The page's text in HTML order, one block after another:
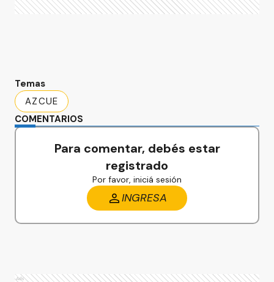
Temas
AZCUE
COMENTARIOS
Para comentar, debés estar
registrado
Por favor, iniciá sesión
INGRESA
Ads